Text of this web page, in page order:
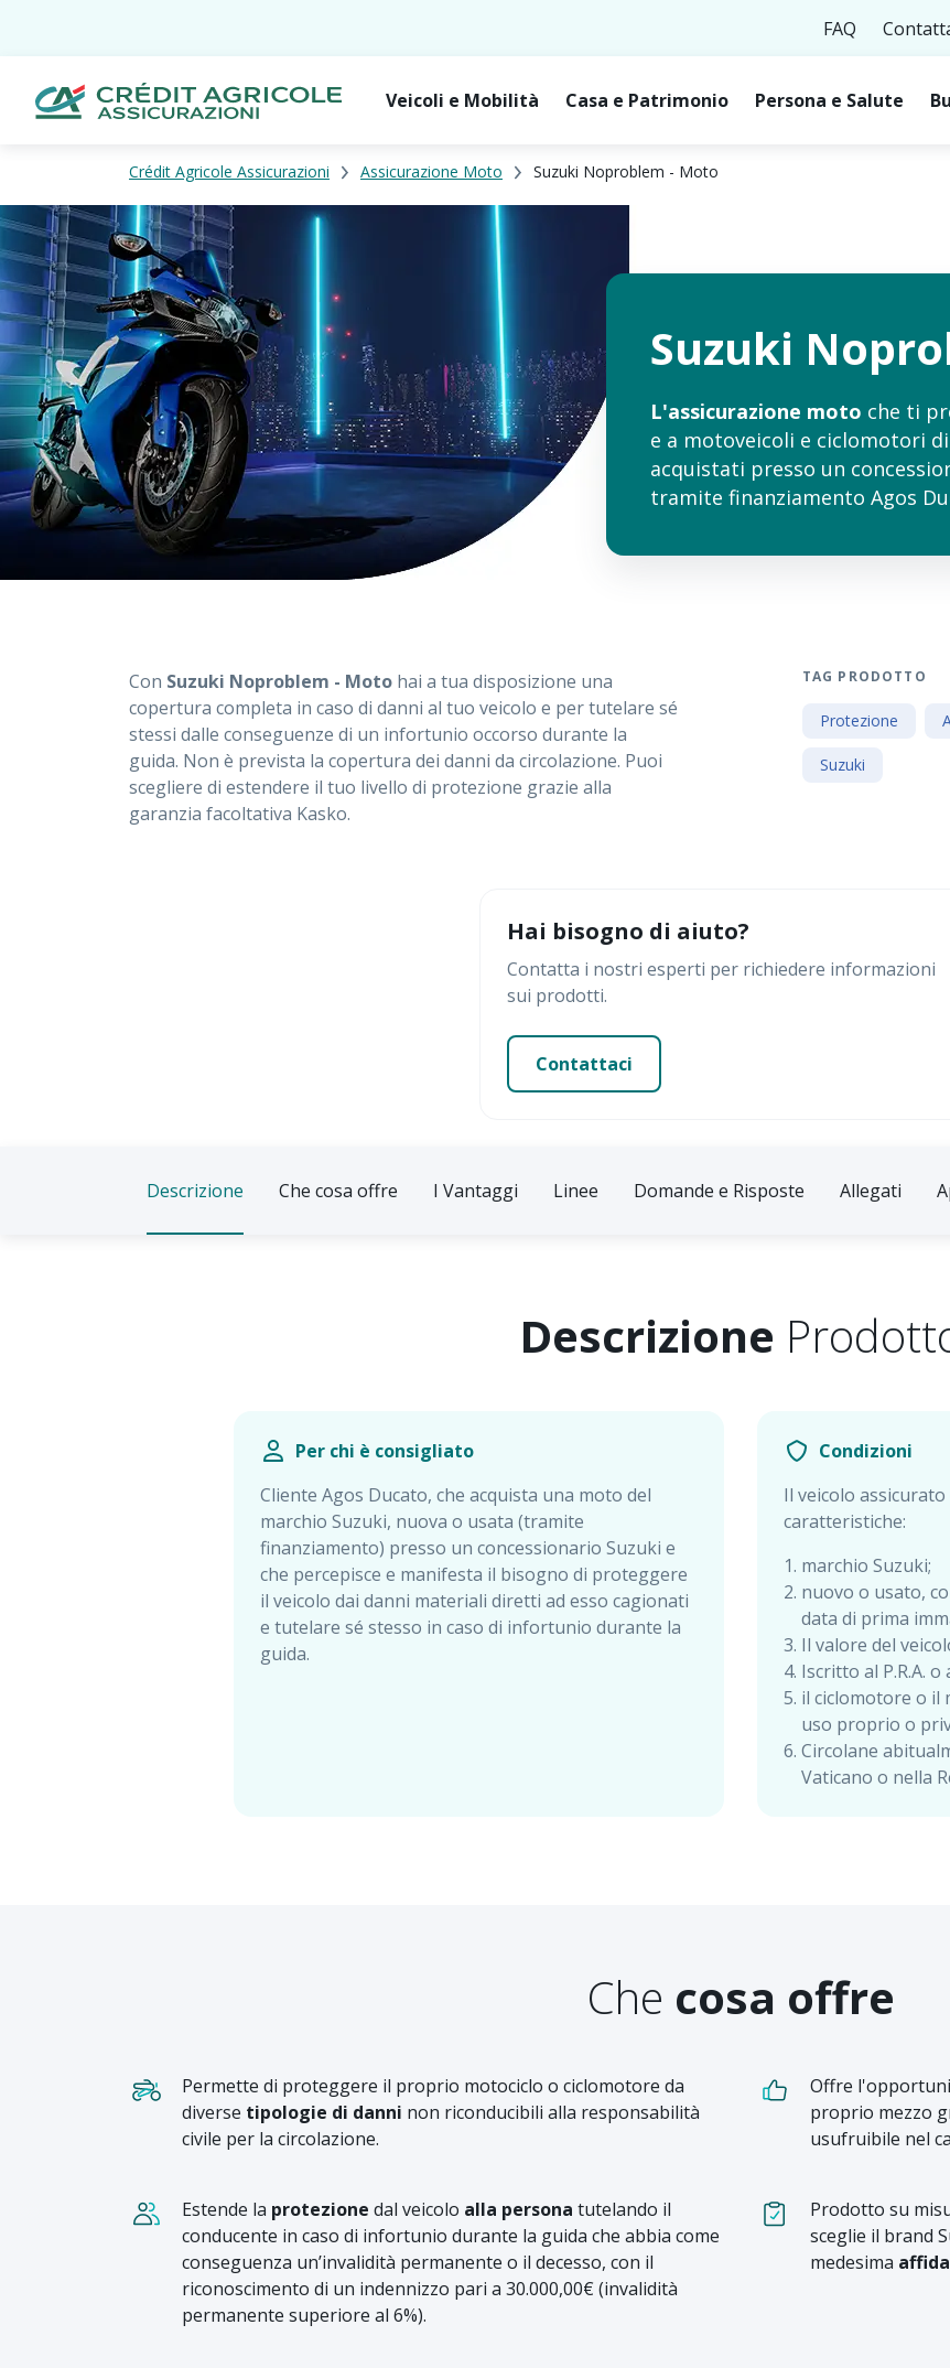
FAQ
Veicoli e Mobilità Casa e Patrimonio Persona e Salute
Crédit Agricole Assicurazioni Assicurazione Moto Suzuki Noproblem - Moto
Suzuki
L'assicurazione moto che ti
e a motoveicoli e ciclomotori
acquistati presso un
tramite finanziamento Agos
Con Suzuki Noproblem - Moto hai a tua disposizione una
copertura completa in caso di danni al tuo veicolo e per tutelare sé
stessi dalle conseguenze di un infortunio occorso durante la
guida. Non è prevista la copertura dei danni da circolazione. Puoi
scegliere di estendere il tuo livello di protezione grazie alla
garanzia facoltativa Kasko.
TAG PRODOTTO
Protezione
Suzuki
Hai bisogno di aiuto?
Contatta i nostri esperti per richiedere informazioni
sui prodotti.
Contattaci
Descrizione Che cosa offre I Vantaggi Linee Domande e Risposte Allegati
Descrizione
Per chi è consigliato
Cliente Agos Ducato, che acquista una moto del
marchio Suzuki, nuova o usata (tramite
finanziamento) presso un concessionario Suzuki e
che percepisce e manifesta il bisogno di proteggere
il veicolo dai danni materiali diretti ad esso cagionati
e tutelare sé stesso in caso di infortunio durante la
guida.
Condizioni
Il veicolo
caratteristiche:
marchio Suzuki;
nuovo o usato,
data di prima
Il valore del
Iscritto al P.R.A.
il ciclomotore o il
uso proprio o
Circolane
Vaticano o nella
Che cosa offre
Permette di proteggere il proprio motociclo o ciclomotore da
diverse tipologie di danni non riconducibili alla responsabilità
civile per la circolazione.
Offre
proprio mezzo
usufruibile nel
Estende la protezione dal veicolo alla persona tutelando il
conducente in caso di infortunio durante la guida che abbia come
conseguenza un’invalidità permanente o il decesso, con il
riconoscimento di un indennizzo pari a 30.000,00€ (invalidità
permanente superiore al 6%).
Prodotto su
sceglie il brand
medesima